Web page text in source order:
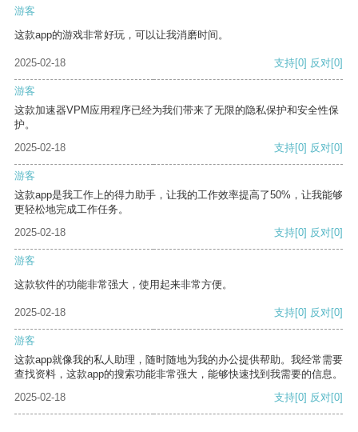
游客
这款app的游戏非常好玩，可以让我消磨时间。
2025-02-18 支持[0] 反对[0]
游客
这款加速器VPM应用程序已经为我们带来了无限的隐私保护和安全性保
护。
2025-02-18
支持[0] 反对[0]
游客
这款app是我工作上的得力助手，让我的工作效率提高了50%，让我能够
更轻松地完成工作任务。
2025-02-18
支持[0] 反对[0]
游客
这款软件的功能非常强大，使用起来非常方便。
2025-02-18 支持[0] 反对[0]
游客
这款app就像我的私人助理，随时随地为我的办公提供帮助。我经常需要
查找资料，这款app的搜索功能非常强大，能够快速找到我需要的信息。
2025-02-18
支持[0] 反对[0]